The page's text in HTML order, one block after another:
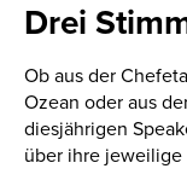
Drei
Ob aus der
Ozean oder aus
diesjährigen
über ihre